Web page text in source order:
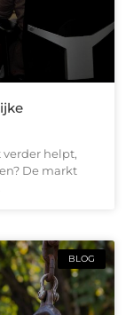
helpt,
De markt
BLOG